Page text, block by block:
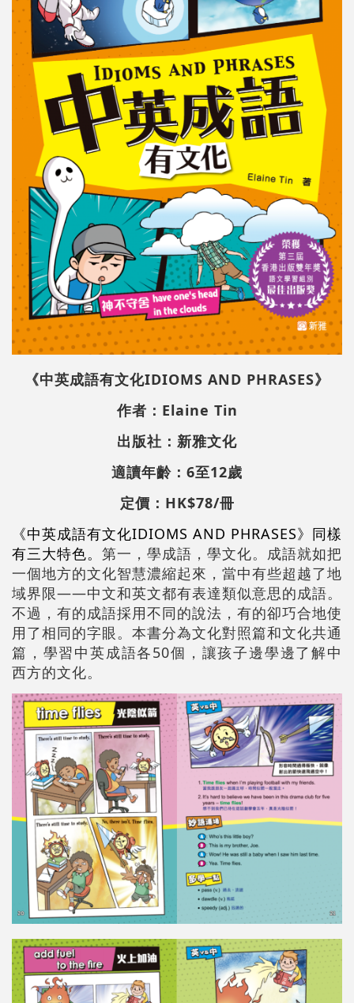
《中英成語有文化IDIOMS AND PHRASES》
作者：Elaine Tin
出版社：新雅文化
適讀年齡：6至12歲
定價：HK$78/冊
《中英成語有文化IDIOMS AND PHRASES》同樣
有三大特色。 第一，學成語，學文化。成語就如把
一個地方的文化智慧濃縮起來，當中有些超越了地
域界限——中文和英文都有表達類似意思的成語。
不過，有的成語採用不同的說法，有的卻巧合地使
用了相同的字眼。本書分為文化對照篇和文化共通
篇，學習中英成語各50個，讓孩子邊學邊了解中
西方的文化。